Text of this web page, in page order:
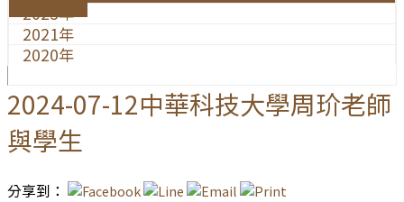
2023年
2021年
2020年
2024-07-12中華科技大學周玠老師
與學生
分享到：